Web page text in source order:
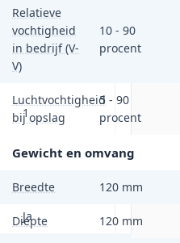
1
1
Ja
Relatieve
vochtigheid
in bedrijf (V-
V)
10 - 90
procent
Luchtvochtigheid
bij opslag
5 - 90
procent
Gewicht en omvang
Breedte 120 mm
Diepte 120 mm